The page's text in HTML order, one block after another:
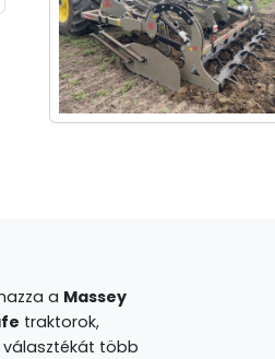
a Massey
traktorok,
több